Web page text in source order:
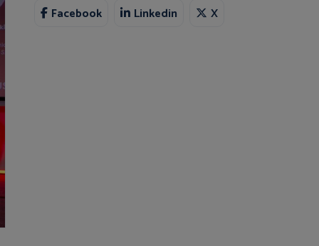
Facebook Linkedin X